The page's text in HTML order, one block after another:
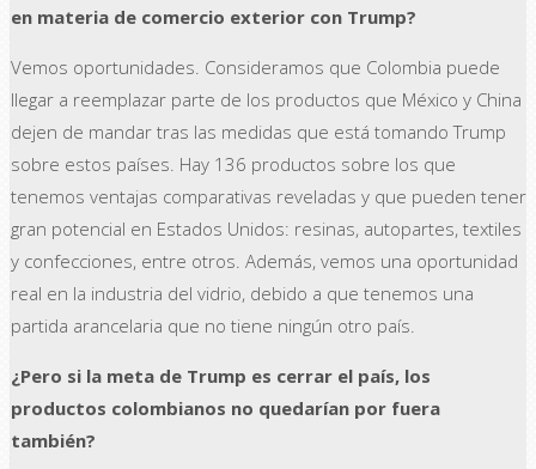
en materia de comercio exterior con Trump?
Vemos oportunidades. Consideramos que Colombia puede
llegar a reemplazar parte de los productos que México y China
dejen de mandar tras las medidas que está tomando Trump
sobre estos países. Hay 136 productos sobre los que
tenemos ventajas comparativas reveladas y que pueden tener
gran potencial en Estados Unidos: resinas, autopartes, textiles
y confecciones, entre otros. Además, vemos una oportunidad
real en la industria del vidrio, debido a que tenemos una
partida arancelaria que no tiene ningún otro país.
¿Pero si la meta de Trump es cerrar el país, los
productos colombianos no quedarían por fuera
también?